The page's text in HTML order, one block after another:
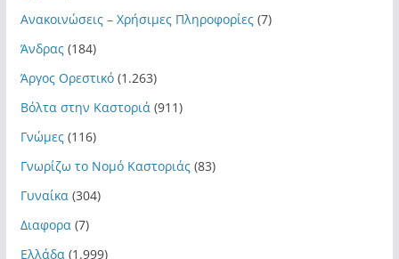
Ανακοινώσεις – Χρήσιμες Πληροφορίες(7)
Άνδρας(184)
Άργος Ορεστικό(1.263)
Βόλτα στην Καστοριά(911)
Γνώμες(116)
Γνωρίζω το Νομό Καστοριάς(83)
Γυναίκα(304)
Διαφορα(7)
Ελλάδα(1.999)